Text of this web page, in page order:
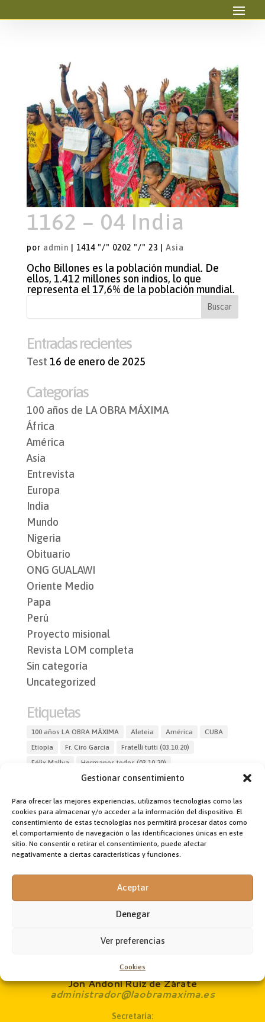
Gestionar consentimiento
Para ofrecer las mejores experiencias, utilizamos tecnologías como las
cookies para almacenar y/o acceder a la información del dispositivo. El
consentimiento de estas tecnologías nos permitirá procesar datos como
el comportamiento de navegación o las identificaciones únicas en este
sitio. No consentir o retirar el consentimiento, puede afectar
negativamente a ciertas características y funciones.
Aceptar
Denegar
Ver preferencias
Cookies
1162 – 04 India
por admin 1414 "/" 0202 "/" 23 Asia
Ocho Billones es la población mundial. De
ellos, 1.412 millones son indios, lo que
representa el 17,6% de la población mundial.
Entradas recientes
Test 16 de enero de 2025
Categorías
100 años de LA OBRA MÁXIMA
África
América
Asia
Entrevista
Europa
India
Mundo
Nigeria
Obituario
ONG GUALAWI
Oriente Medio
Papa
Perú
Proyecto misional
Revista LOM completa
Sin categoría
Uncategorized
Etiquetas
100 años LA OBRA MÁXIMA Aleteia América
CUBA
Etiopía
Fr. Ciro García
Fratelli tutti (03.10.20)
Félix Mallya
Hermanos todos (03.10.20)
La fraternidad humana
ONG GUALAWI
Papa Francisco
paz con Eritrea Pediatra
Perú
portada
Proyecto Misional Venezuela
Visita a Irak
África
África subsahariana
Fr. Jon Korta
director@laobramaxima.es
Administración:
Jon Andoni Ruiz de Zárate
administrador@laobramaxima.es
Secretaría: